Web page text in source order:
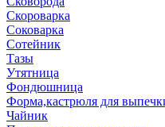
Скороварка
Соковарка
Сотейник
Тазы
Утятница
Фондюшница
Форма,кастрюля для
Чайник